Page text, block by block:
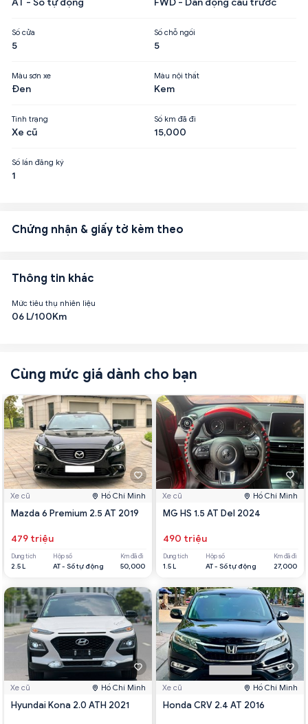
AT - Số tự động FWD - Dẫn động cầu trước
Số cửa
5
Số chỗ ngồi
5
Màu sơn xe
Đen
Màu nội thất
Kem
Tình trạng
Xe cũ
Số km đã đi
15,000
Số lần đăng ký
1
Chứng nhận & giấy tờ kèm theo
Thông tin khác
Mức tiêu thụ nhiên liệu
06 L/100Km
Cùng mức giá dành cho bạn
Xe cũ Hồ Chí Minh
Mazda 6 Premium 2.5 AT 2019
479 triệu
Dung tích
2.5 L
Hộp số
AT - Số tự động
Km đã đi
50,000
Xe cũ Hồ Chí Minh
Hyundai Kona 2.0 ATH 2021
Xe cũ Hồ Chí Minh
MG HS 1.5 AT Del 2024
490 triệu
Dung tích
1.5 L
Hộp số
AT - Số tự động
Km đã đi
27,000
Xe cũ Hồ Chí Minh
Honda CRV 2.4 AT 2016